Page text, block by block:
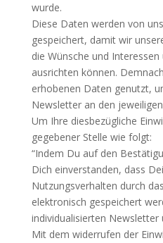
wurde.
Diese Daten werden von
gespeichert, damit wir
die Wünsche und
ausrichten können.
erhobenen Daten genutzt,
Newsletter an den
Um Ihre diesbezügliche
gegebener Stelle wie folgt:
“Indem Du auf den
Dich einverstanden, dass
Nutzungsverhalten durch
elektronisch gespeichert
individualisierten Newsletter
Mit dem widerrufen der